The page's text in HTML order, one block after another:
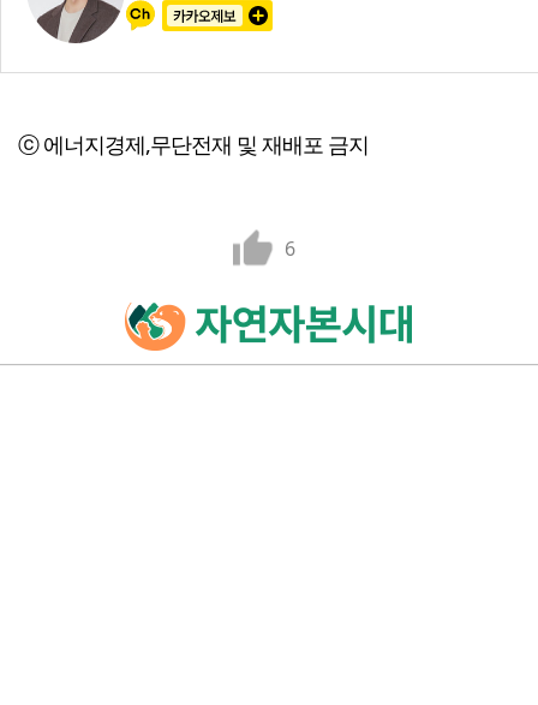
ⓒ 에너지경제,무단전재 및 재배포 금지
6